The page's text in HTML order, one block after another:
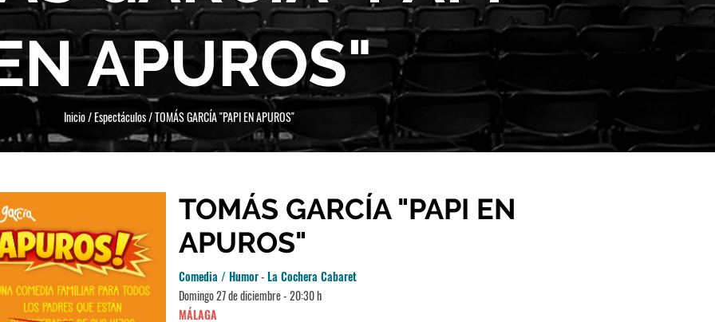
APUROS"
Inicio/Espectáculos/TOMÁS GARCÍA "PAPI EN APUROS"
TOMÁS GARCÍA "PAPI EN
APUROS"
Comedia / Humor-La Cochera Cabaret
Domingo 27 de diciembre - 20:30 h
MÁLAGA